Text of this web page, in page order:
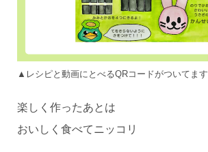
▲レシピと動画にとべるQRコードがついてます
楽しく作ったあとは
おいしく食べてニッコリ